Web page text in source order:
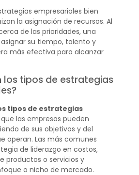
empresariales bien
la asignación de recursos. Al
de las prioridades, una
su tiempo, talento y
más efectiva para alcanzar
los tipos de estrategias
tipos de estrategias
que las empresas pueden
de sus objetivos y del
operan. Las más comunes
de liderazgo en costos,
productos o servicios y
o nicho de mercado.